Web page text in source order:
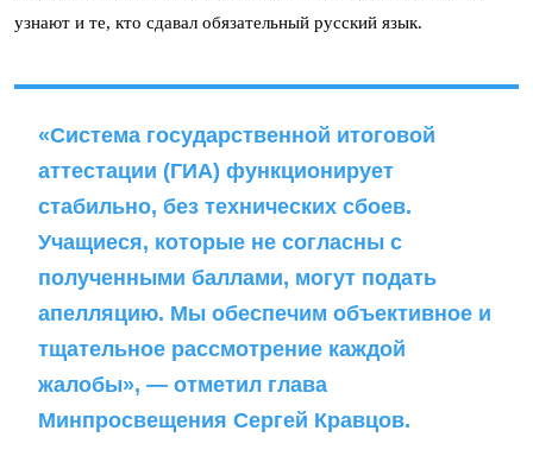
узнают и те, кто сдавал обязательный русский язык.
«Система государственной итоговой
аттестации (ГИА) функционирует
стабильно, без технических сбоев.
Учащиеся, которые не согласны с
полученными баллами, могут подать
апелляцию. Мы обеспечим объективное и
тщательное рассмотрение каждой
жалобы», — отметил глава
Минпросвещения Сергей Кравцов.